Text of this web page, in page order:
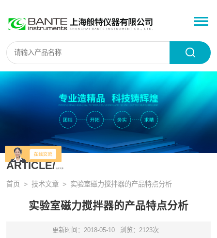
ARTICLE/技术文章
首页 >技术文章 > 实验室磁力搅拌器的产品特点分析
实验室磁力搅拌器的产品特点分析
更新时间：2018-05-10 浏览：2123次